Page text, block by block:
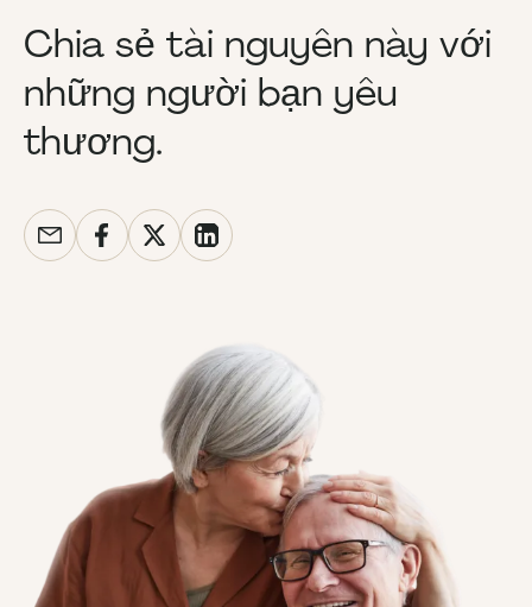
Chia sẻ tài nguyên này với
những người bạn yêu
thương.